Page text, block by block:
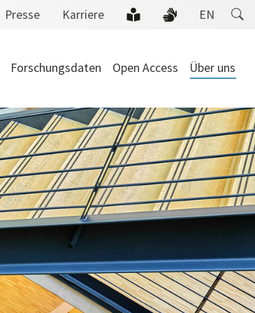
Presse Karriere EN
Forschungsdaten Open Access Über uns